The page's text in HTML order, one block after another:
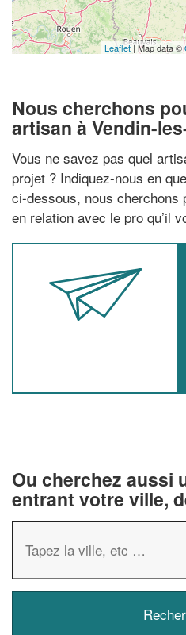
Leaflet| Map data ©
Nous cherchons
artisan à Vendin-
Vous ne savez pas quel
projet ? Indiquez-nous en
ci-dessous, nous cherchons
en relation avec le pro qu’il
Ou cherchez aussi
entrant votre ville,